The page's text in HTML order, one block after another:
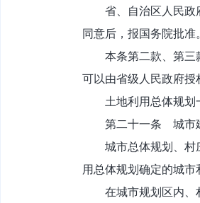
省、自治区人民政府
同意后，报国务院批准
本条第二款、第三款
可以由省级人民政府
土地利用总体规划
第二十一条 城市建
城市总体规划、村庄
用总体规划确定的城
在城市规划区内、村